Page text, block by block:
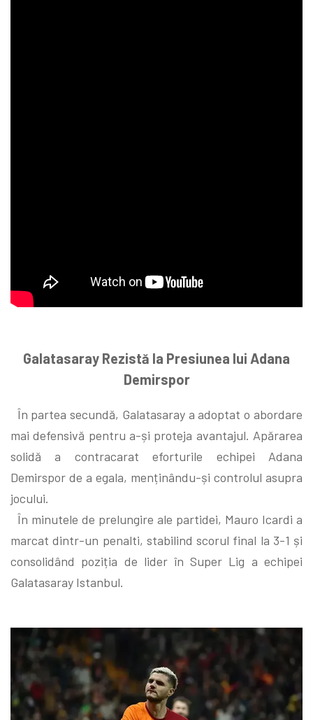
Galatasaray Rezistă la Presiunea lui Adana
Demirspor
În partea secundă, Galatasaray a adoptat o abordare
mai defensivă pentru a-și proteja avantajul. Apărarea
solidă a contracarat eforturile echipei Adana
Demirspor de a egala, menținându-și controlul asupra
jocului.
În minutele de prelungire ale partidei, Mauro Icardi a
marcat dintr-un penalti, stabilind scorul final la 3-1 și
consolidând poziția de lider în Super Lig a echipei
Galatasaray Istanbul.